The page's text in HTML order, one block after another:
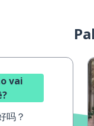
vai
吗？